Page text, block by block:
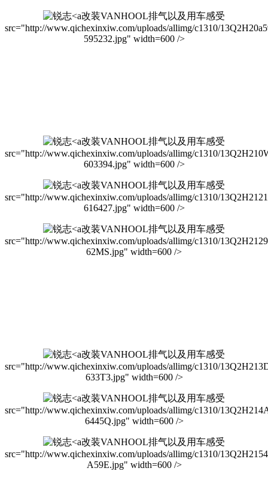
改装VANHOOL排气以及用车感受
src="http://www.qichexinxiw.com/uploads/allimg/c1310/
595232.jpg" width=600 />
改装VANHOOL排气以及用车感受
src="http://www.qichexinxiw.com/uploads/allimg/c1310/
603394.jpg" width=600 />
改装VANHOOL排气以及用车感受
src="http://www.qichexinxiw.com/uploads/allimg/c1310/
616427.jpg" width=600 />
改装VANHOOL排气以及用车感受
src="http://www.qichexinxiw.com/uploads/allimg/c1310/
62MS.jpg" width=600 />
改装VANHOOL排气以及用车感受
src="http://www.qichexinxiw.com/uploads/allimg/c1310/
633T3.jpg" width=600 />
改装VANHOOL排气以及用车感受
src="http://www.qichexinxiw.com/uploads/allimg/c1310/
6445Q.jpg" width=600 />
改装VANHOOL排气以及用车感受
src="http://www.qichexinxiw.com/uploads/allimg/c1310/
A59E.jpg" width=600 />